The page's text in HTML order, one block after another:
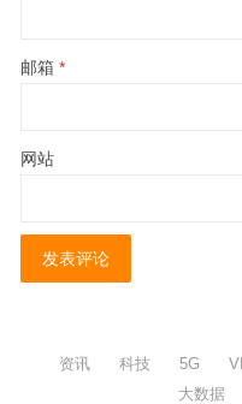
邮箱 *
网站
资讯 科技 5G
大数据